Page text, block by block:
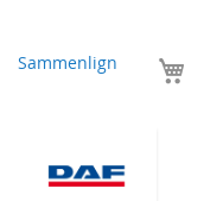
Sammenlign